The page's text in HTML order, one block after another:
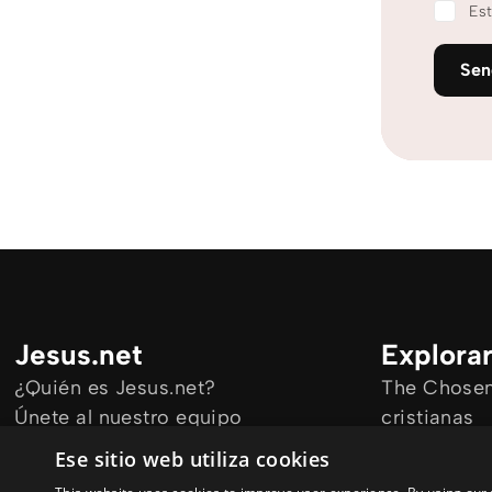
Jesus.net
¿Quién es Jesus.net?
Únete al nuestro equipo
Mantengase informado
The
cristianas
Ese sitio web utiliza cookies